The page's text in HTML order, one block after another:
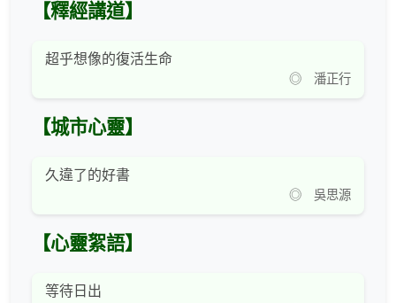
【釋經講道】
超乎想像的復活生命
◎ 潘正行
【城市心靈】
久違了的好書
◎ 吳思源
【心靈絮語】
等待日出